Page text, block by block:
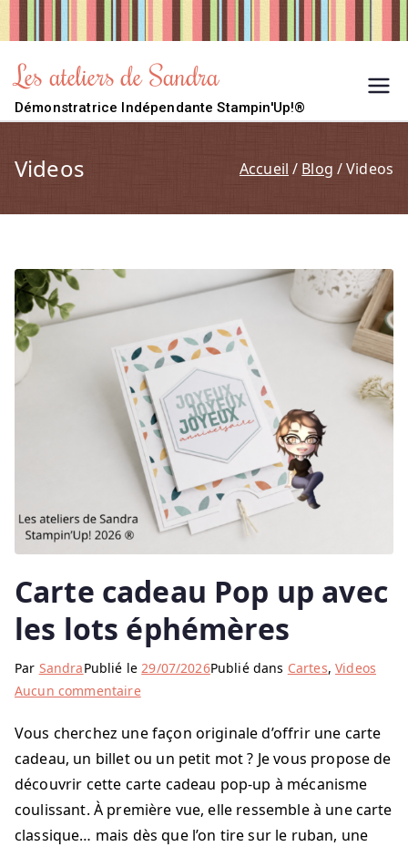
au
contenu
Les ateliers de Sandra
Démonstratrice Indépendante Stampin'Up!®
Videos Accueil Blog Videos
Carte cadeau Pop up avec
les lots éphémères
Par SandraPublié le29/07/2026Publié dans Cartes,Videos
Aucun commentairesur
cadeau
Pop
up
avec
les
Vous cherchez une façon originale d’offrir une carte
cadeau, un billet ou un petit mot ? Je vous propose de
découvrir cette carte cadeau pop-up à mécanisme
coulissant. À première vue, elle ressemble à une carte
classique… mais dès que l’on tire sur le ruban, une